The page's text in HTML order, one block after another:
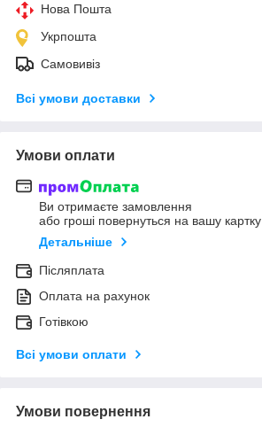
Нова Пошта
Укрпошта
Самовивіз
Всі умови доставки
Умови оплати
Ви отримаєте замовлення
або гроші повернуться на вашу картку
Детальніше
Післяплата
Оплата на рахунок
Готівкою
Всі умови оплати
Умови повернення